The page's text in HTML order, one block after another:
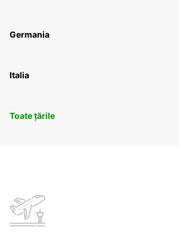
Germania
Italia
Toate țările